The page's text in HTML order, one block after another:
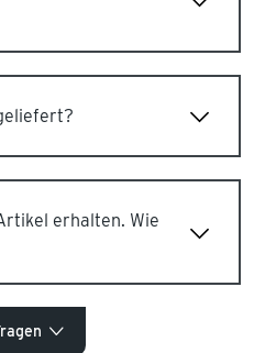
erhalten. Wie